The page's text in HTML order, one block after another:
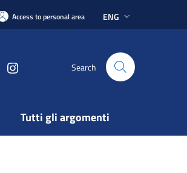
Access to personal area ENG
Search
Tutti gli argomenti